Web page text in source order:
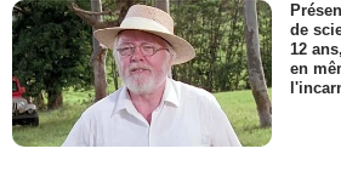
de
12
en